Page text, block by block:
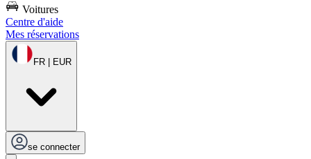
Voitures
Centre d'aide
Mes réservations
FR | EUR
se connecter